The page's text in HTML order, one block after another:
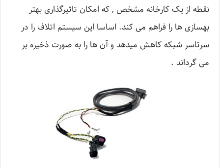
نقطه از یک کارخانه مشخص , که امکان تاثیرگذاری بهتر
بهسازی ها را فراهم می کند. اساسا این سیستم اتلاف را در
سرتاسر شبکه کاهش میدهد و آن ها را به صورت ذخیره بر
می گرداند .